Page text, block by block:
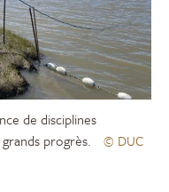
de disciplines
progrès.
© DUC